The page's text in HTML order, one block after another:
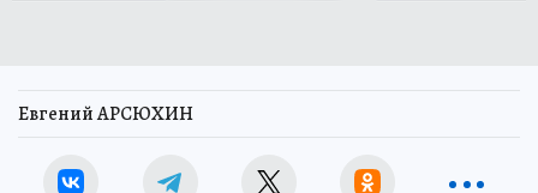
Евгений АРСЮХИН